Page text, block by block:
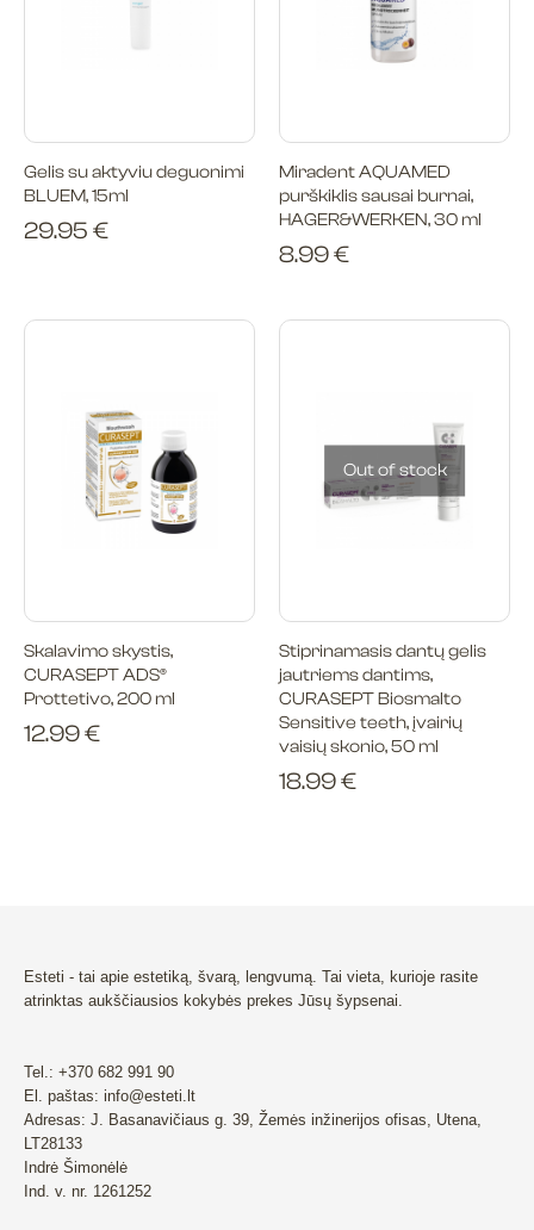
Gelis su aktyviu deguonimi
BLUEM, 15ml
29.95 €
Miradent AQUAMED
purškiklis sausai burnai,
HAGER&WERKEN, 30 ml
8.99€
Skalavimo skystis,
CURASEPT ADS®
Prottetivo, 200 ml
12.99€
Out of stock
Stiprinamasis dantų gelis
jautriems dantims,
CURASEPT Biosmalto
Sensitive teeth, įvairių
vaisių skonio, 50 ml
18.99€
Esteti - tai apie estetiką, švarą, lengvumą. Tai vieta, kurioje rasite
atrinktas aukščiausios kokybės prekes Jūsų šypsenai.
Tel.: +370 682 991 90
El. paštas: info@esteti.lt
Adresas: J. Basanavičiaus g. 39, Žemės inžinerijos ofisas, Utena,
LT28133
Indrė Šimonėlė
Ind. v. nr. 1261252